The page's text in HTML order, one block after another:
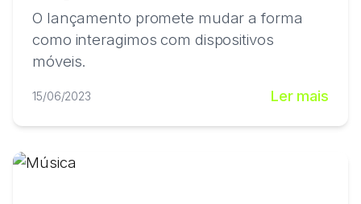
O lançamento promete mudar a forma
como interagimos com dispositivos
móveis.
15/06/2023 Ler mais